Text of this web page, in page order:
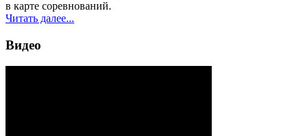
11 сентября 2012
в карте соревнований.
Читать далее...
Видео